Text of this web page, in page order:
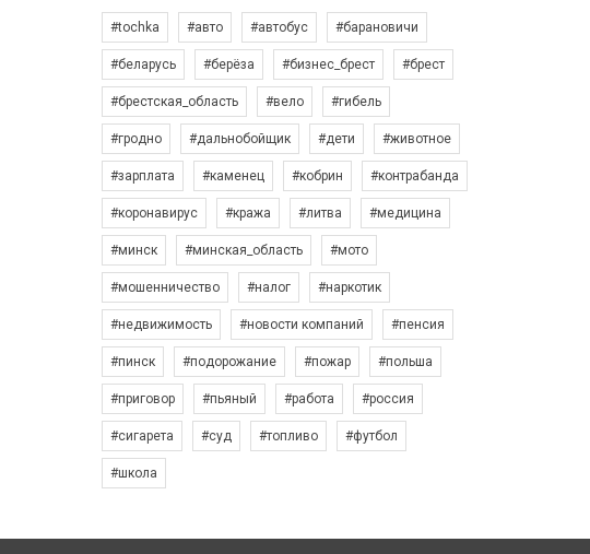
#tochka #авто #автобус #барановичи
#беларусь #берёза #бизнес_брест #брест
#брестская_область #вело #гибель
#гродно #дальнобойщик #дети #животное
#зарплата #каменец #кобрин #контрабанда
#коронавирус #кража #литва #медицина
#минск #минская_область #мото
#мошенничество #налог #наркотик
#недвижимость #новости компаний #пенсия
#пинск #подорожание #пожар #польша
#приговор #пьяный #работа #россия
#сигарета #суд #топливо #футбол
#школа